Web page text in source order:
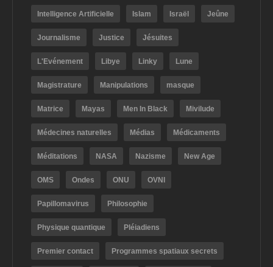
Intelligence Artificielle Islam Israël Jeûne
Journalisme Justice Jésuites
L'Evénement Libye Linky Lune
Magistrature Manipulations masque
Matrice Mayas Men In Black Mivilude
Médecines naturelles Médias Médicaments
Méditations NASA Nazisme New Age
OMS Ondes ONU OVNI
Papillomavirus Philosophie
Physique quantique Pléiadiens
Premier contact Programmes spatiaux secrets